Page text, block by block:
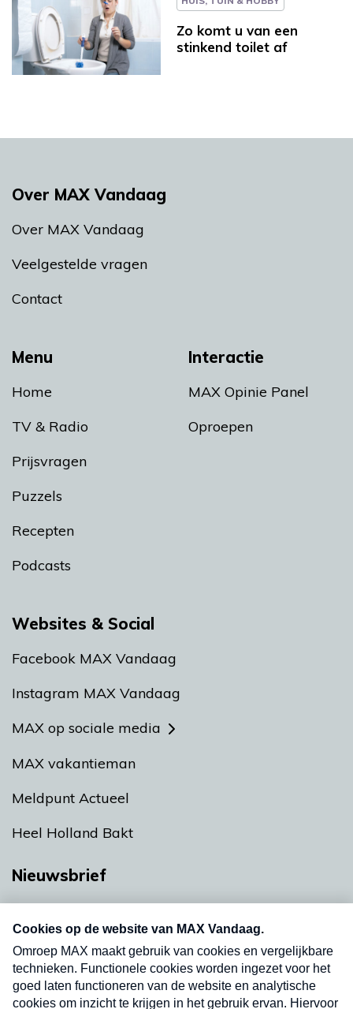
Zo komt u van een
stinkend toilet af
Menu
Home
TV & Radio
Prijsvragen
Puzzels
Recepten
Podcasts
Interactie
MAX Opinie Panel
Oproepen
Over MAX Vandaag
Over MAX Vandaag
Veelgestelde vragen
Contact
Websites & Social
Facebook MAX Vandaag
Instagram MAX Vandaag
MAX op sociale media
MAX vakantieman
Meldpunt Actueel
Heel Holland Bakt
Nieuwsbrief
nieuwsbrief. Elke vrijdag- en dinsdagochtend in
uw mailbox.
Verzend